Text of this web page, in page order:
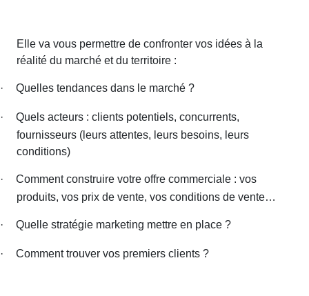
Elle va vous permettre de confronter vos idées à la
réalité du marché et du territoire :
· Quelles tendances dans le marché ?
· Quels acteurs : clients potentiels, concurrents,
fournisseurs (leurs attentes, leurs besoins, leurs
conditions)
· Comment construire votre offre commerciale : vos
produits, vos prix de vente, vos conditions de vente…
· Quelle stratégie marketing mettre en place ?
· Comment trouver vos premiers clients ?